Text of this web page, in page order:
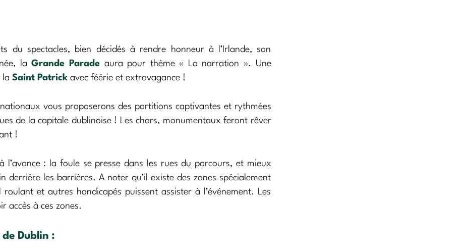
du spectacles, bien décidés à rendre honneur à l’Irlande, son
laGrande Parade aura pour thème « La narration ». Une
la Saint Patrick avec féérie et extravagance !
vous proposerons des partitions captivantes et rythmées
de la capitale dublinoise ! Les chars, monumentaux feront rêver
!
l’avance : la foule se presse dans les rues du parcours, et mieux
les barrières. A noter qu’il existe des zones spécialement
et autres handicapés puissent assister à l’événement. Les
accès à ces zones.
Dublin :